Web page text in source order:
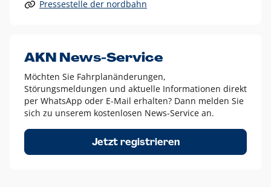
Alle anderen Logo-Varianten dürfen nur in Ausnahmefällen
Diese Ausnahmen sind zum Beispiel:
dem AKN Blau,
weißes Logo auf Fotohintergründen,
schwarzes Logo für reine Schwarz-Weiß-Umsetzungen
Um das Logo herum muss ein Schutzraum von jeweils einer
Höhe bzw. Breite des N aus AKN in alle Richtungen
Pressestelle der nordbahn
AKN News-Service
Möchten Sie Fahrplanänderungen,
Störungsmeldungen und aktuelle Informationen direkt
per WhatsApp oder E-Mail erhalten? Dann melden Sie
sich zu unserem kostenlosen News-Service an.
Jetzt registrieren